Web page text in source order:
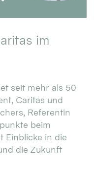
im
seit mehr als 50
Caritas und
Referentin
beim
Einblicke in die
die Zukunft